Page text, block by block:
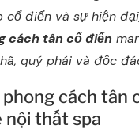
cổ điển và sự hiện
cách tân cổ điển
quý phái và độc
cách tân
thất spa